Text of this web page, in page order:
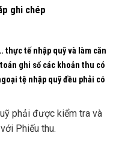
ghi chép
thực tế nhập quỹ và làm căn
ghi sổ các khoản thu có
tệ nhập quỹ đều phải có
phải được kiểm tra và
Phiếu thu.